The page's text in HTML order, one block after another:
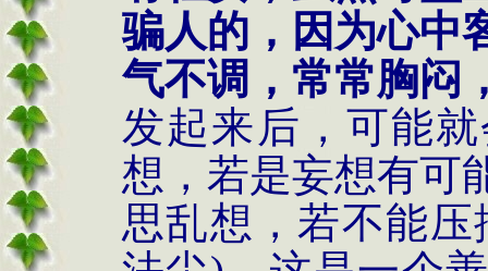
骗人的，因为心中
气不调，常常胸闷
发起来后，可能
想，若是妄想有可
思乱想，若不能